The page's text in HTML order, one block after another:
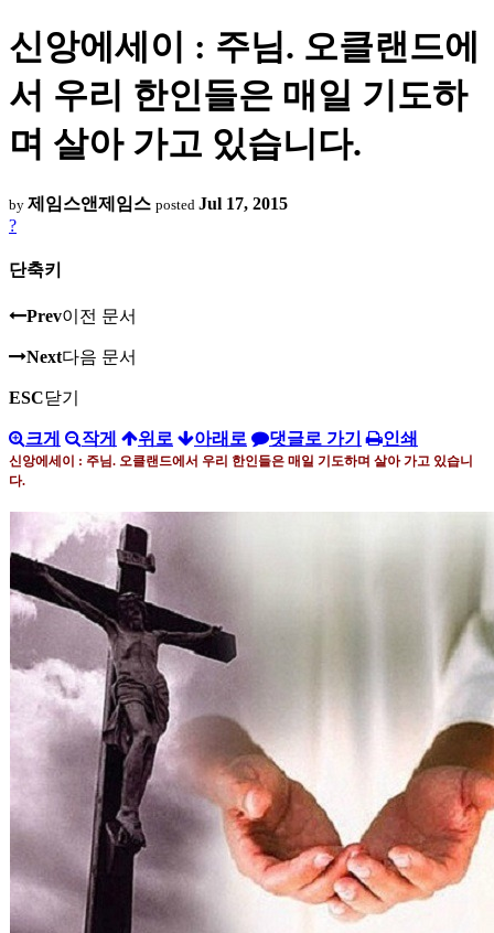
신앙에세이 : 주님. 오클랜드에
서 우리 한인들은 매일 기도하
며 살아 가고 있습니다.
by 제임스앤제임스 posted Jul 17, 2015
?
단축키
Prev이전 문서
Next다음 문서
ESC닫기
크게 작게 위로 아래로 댓글로 가기 인쇄
신앙에세이 : 주님. 오클랜드에서 우리 한인들은 매일 기도하며 살아 가고 있습니
다.